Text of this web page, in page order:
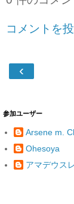
コメントを
‹
参加ユーザー
Arsene m.
Ohesoya
アマデウス